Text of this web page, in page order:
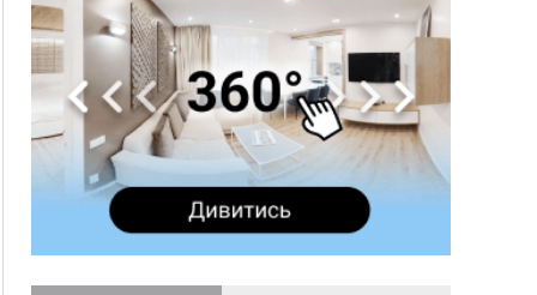
21:01
Загальна площа всіх книгарень України - трохи
більше ніж 6 футбольних полів
20:47
На "зебрі" у Франківську два мотоциклісти
збили жінку
18:55
Прикарпаття серед лідерів за будівництвом
новобудов і рекордсмен за зростанням цін на
житло
ВІДЕО
Де безпечно купатися на Прикарпатті?
У Франківську дружина загиблого воїна
створила організацію «КОД 7'Я», аби